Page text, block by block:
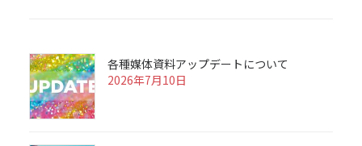
各種媒体資料アップデートについて
2026年7月10日